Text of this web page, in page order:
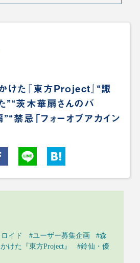
けた『東方Project』“諏
”“茨木華扇さんのバ
禁忌「フォーオブアカイン
イド #ユーザー募集企画
#森
けた『東方Project』
#鈴仙・優